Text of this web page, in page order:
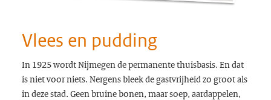
Vlees en pudding
In 1925 wordt Nijmegen de permanente thuisbasis. En dat
is niet voor niets. Nergens bleek de gastvrijheid zo groot als
in deze stad. Geen bruine bonen, maar soep, aardappelen,